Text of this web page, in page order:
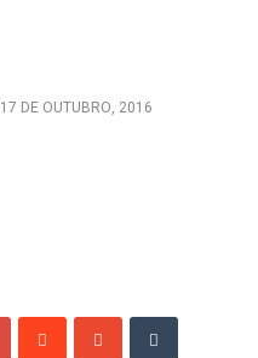
17 DE OUTUBRO, 2016